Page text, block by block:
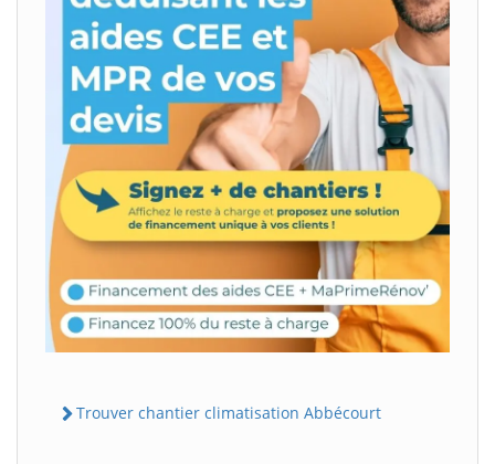
Trouver chantier climatisation Abbécourt